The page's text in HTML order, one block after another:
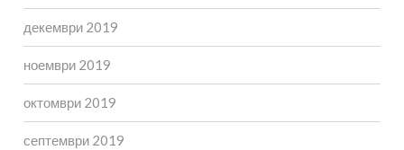
декември 2019
ноември 2019
октомври 2019
септември 2019